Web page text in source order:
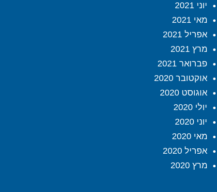
יוני 2021
מאי 2021
אפריל 2021
מרץ 2021
פברואר 2021
אוקטובר 2020
אוגוסט 2020
יולי 2020
יוני 2020
מאי 2020
אפריל 2020
מרץ 2020